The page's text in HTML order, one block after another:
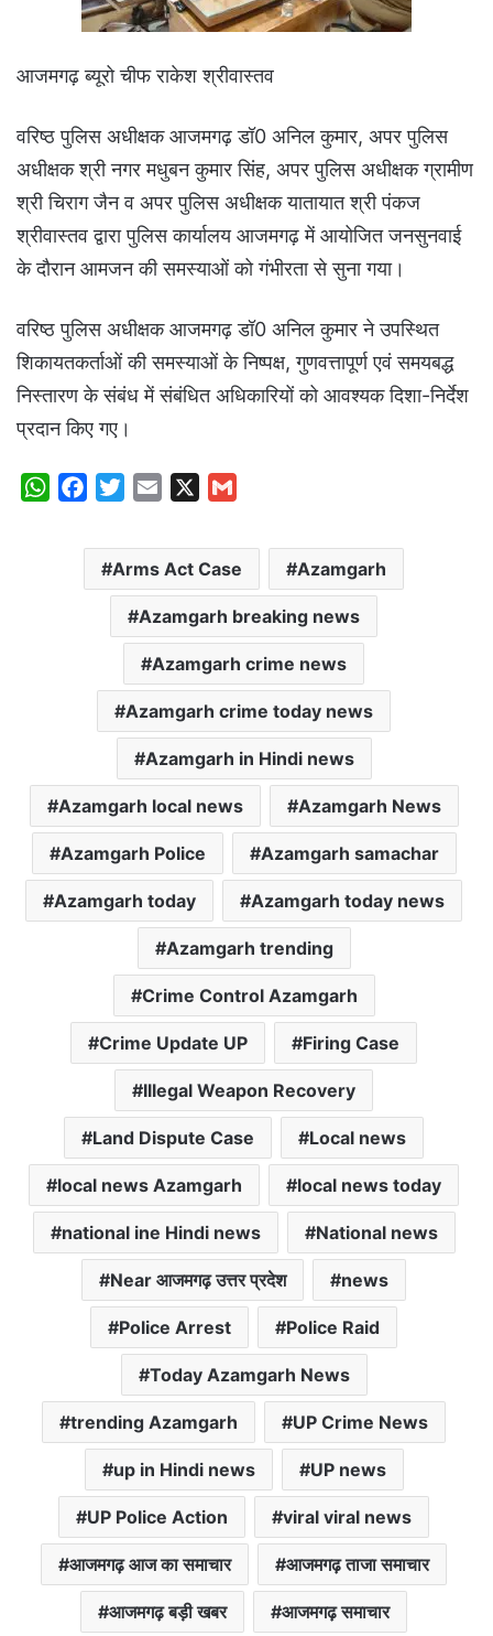
आजमगढ़ ब्यूरो चीफ राकेश श्रीवास्तव
वरिष्ठ पुलिस अधीक्षक आजमगढ़ डॉ0 अनिल कुमार, अपर पुलिस
अधीक्षक श्री नगर मधुबन कुमार सिंह, अपर पुलिस अधीक्षक ग्रामीण
श्री चिराग जैन व अपर पुलिस अधीक्षक यातायात श्री पंकज
श्रीवास्तव द्वारा पुलिस कार्यालय आजमगढ़ में आयोजित जनसुनवाई
के दौरान आमजन की समस्याओं को गंभीरता से सुना गया।
वरिष्ठ पुलिस अधीक्षक आजमगढ़ डॉ0 अनिल कुमार ने उपस्थित
शिकायतकर्ताओं की समस्याओं के निष्पक्ष, गुणवत्तापूर्ण एवं समयबद्ध
निस्तारण के संबंध में संबंधित अधिकारियों को आवश्यक दिशा-निर्देश
प्रदान किए गए।
W
c
i
t
t
e
a
i
l
a
i
l
Arms Act Case Azamgarh
Azamgarh breaking news
Azamgarh crime news
Azamgarh crime today news
Azamgarh in Hindi news
Azamgarh local news Azamgarh News
Azamgarh Police Azamgarh samachar
Azamgarh today Azamgarh today news
Azamgarh trending
Crime Control Azamgarh
Crime Update UP Firing Case
Illegal Weapon Recovery
Land Dispute Case Local news
local news Azamgarh local news today
national ine Hindi news National news
Near आजमगढ़ उत्तर प्रदेश news
Police Arrest Police Raid
Today Azamgarh News
trending Azamgarh UP Crime News
up in Hindi news UP news
UP Police Action viral viral news
आजमगढ़ आज का समाचार आजमगढ़ ताजा समाचार
आजमगढ़ बड़ी खबर आजमगढ़ समाचार